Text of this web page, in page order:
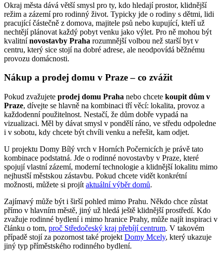
Okraj města dává větší smysl pro ty, kdo hledají prostor, klidnější
režim a zázemí pro rodinný život. Typicky jde o rodiny s dětmi, lidi
pracující částečně z domova, majitele psů nebo kupující, kteří už
nechtějí plánovat každý pobyt venku jako výlet. Pro ně mohou být
kvalitnínovostavby Praha rozumnější volbou než starší byt v
centru, který sice stojí na dobré adrese, ale neodpovídá běžnému
provozu domácnosti.
Nákup a prodej domu v Praze – co zvážit
Pokud zvažujete prodej domu Praha nebo chcete koupit dům v
Praze, dívejte se hlavně na kombinaci tří věcí: lokalita, provoz a
každodenní použitelnost. Nestačí, že dům dobře vypadá na
vizualizaci. Měl by dávat smysl v pondělí ráno, ve středu odpoledne
i v sobotu, kdy chcete být chvíli venku a neřešit, kam odjet.
U projektu Domy Bílý vrch v Horních Počernicích je právě tato
kombinace podstatná. Jde o rodinné novostavby v Praze, které
spojují vlastní zázemí, moderní technologie a klidnější lokalitu mimo
nejhustší městskou zástavbu. Pokud chcete vidět konkrétní
možnosti, můžete si projít aktuální výběr domů.
Zajímavý může být i širší pohled mimo Prahu. Někdo chce zůstat
přímo v hlavním městě, jiný už hledá ještě klidnější prostředí. Kdo
zvažuje rodinné bydlení i mimo hranice Prahy, může najít inspiraci v
článku o tom, proč Středočeský kraj přebíjí centrum. V takovém
případě stojí za pozornost také projekt Domy Mcely, který ukazuje
jiný typ příměstského rodinného bydlení.